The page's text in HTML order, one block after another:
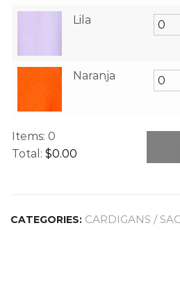
Lila
Naranja
Items: 0
Total : $0.00
e
CATEGORIES: CARDIGANS /